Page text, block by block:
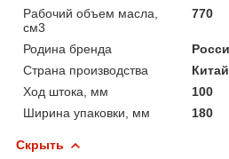
Рабочий объем масла,
см3
770
Родина бренда
Страна производства
Китай
Ход штока, мм
100
Ширина упаковки, мм
180
Скрыть